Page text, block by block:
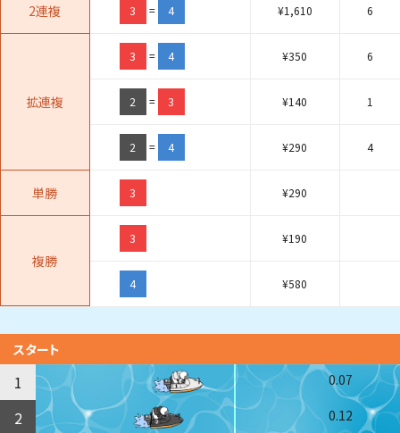
2連複 3 = 4 ¥1,610 6
拡連複
3 = 4 ¥350 6
2 = 3 ¥140 1
2 = 4 ¥290 4
単勝 3 ¥290
複勝
3 ¥190
4 ¥580
スタート
1 0.07
2 0.12